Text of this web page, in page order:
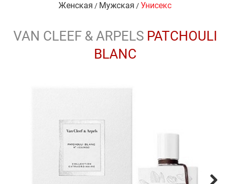
Женская / Мужская /Унисекс
VAN CLEEF & ARPELSPATCHOULI
BLANC